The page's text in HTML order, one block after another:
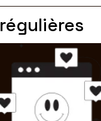
régulières